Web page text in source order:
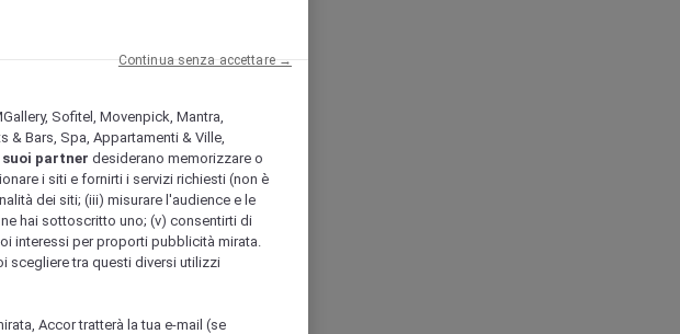
Sofitel, Movenpick, Mantra,
& Bars, Spa, Appartamenti & Ville,
partner desiderano memorizzare o
i siti e fornirti i servizi richiesti (non è
dei siti; (iii) misurare l'audience e le
hai sottoscritto uno; (v) consentirti di
interessi per proporti pubblicità mirata.
scegliere tra questi diversi utilizzi
Accor tratterà la tua e-mail (se
Continua senza accettare →